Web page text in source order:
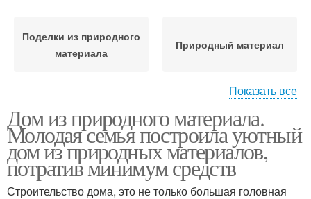
Поделки из природного
материала
Природный материал
Материал для поделок
материала
Хороший дом Дом из листьев
Показать все
Дом из природного материала.
Молодая семья построила уютный
дом из природных материалов,
потратив минимум средств
Строительство дома, это не только большая головная